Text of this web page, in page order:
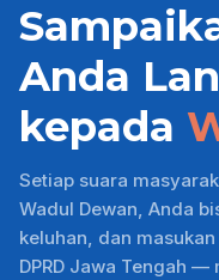
Anda
kepada
Setiap suara
Wadul Dewan, Anda
keluhan, dan
DPRD Jawa Tengah